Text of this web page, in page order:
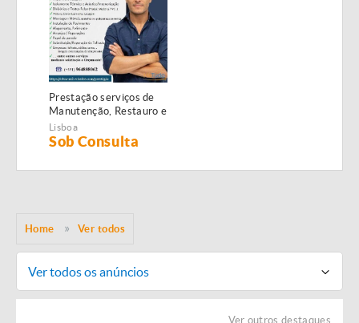
Prestação serviços de
Manutenção, Restauro e
Remodelação de
imóveis!
Lisboa
Sob Consulta
Home Ver todos
Ver todos os anúncios
Ver outros destaques